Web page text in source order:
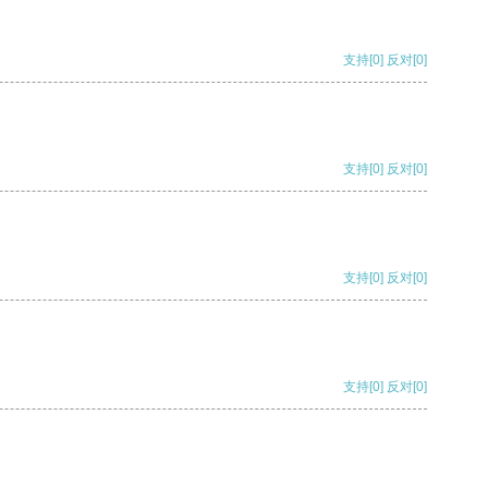
支持[0] 反对[0]
支持[0] 反对[0]
支持[0] 反对[0]
支持[0] 反对[0]